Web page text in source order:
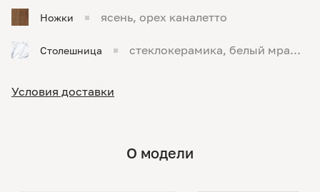
Ножки ясень, орех каналетто
Столешница
стеклокерамика, белый мрамо
Условия доставки
О модели